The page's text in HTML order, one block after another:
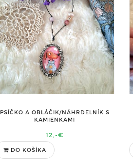
PSÍČKO A OBLÁČIK/NÁHRDELNÍK S
KAMIENKAMI
12,-€
DO KOŠÍKA